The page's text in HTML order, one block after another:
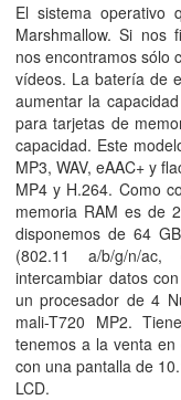
El sistema operativo
Marshmallow. Si nos
nos encontramos sólo
vídeos. La batería de
aumentar la
para tarjetas de
capacidad. Este
MP3, WAV, eAAC+ y
MP4 y H.264. Como
memoria RAM es de
disponemos de 64 GB
(802.11 a/​b/​g/​n/​
intercambiar datos
un procesador de 4
mali-T720 MP2.
tenemos a la venta
con una pantalla de
LCD.